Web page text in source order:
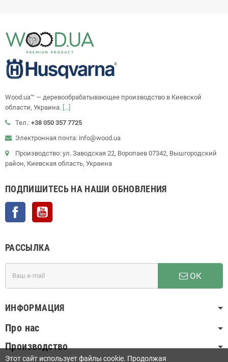
Wood.ua™ — деревообрабатывающее производство в Киевской
области, Украина. [...]
Тел.: +38 050 357 7725
Электронная почта: info@wood.ua
Производство: ул. Заводская 22, Воропаев 07342, Вышгородский
район, Киевская область, Украина
ПОДПИШИТЕСЬ НА НАШИ ОБНОВЛЕНИЯ
Facebook
РАССЫЛКА
ОК
ИНФОРМАЦИЯ
Про нас
Производство
Этот сайт использует файлы cookie. Продолжая